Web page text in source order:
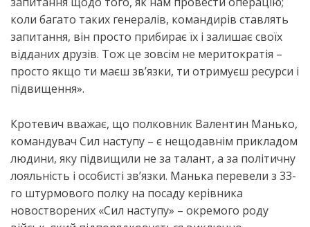
коли багато таких генералів, командирів ставлять
запитання, він просто прибирає їх і залишає своїх
відданих друзів. Тож це зовсім не меритократія –
просто якщо ти маєш зв’язки, ти отримуєш ресурси і
підвищення».
Кротевич вважає, що полковник Валентин Манько,
командувач Сил наступу – є нещодавнім прикладом
людини, яку підвищили не за талант, а за політичну
лояльність і особисті зв’язки. Манька перевели з 33-
го штурмового полку на посаду керівника
новостворених «Сил наступу» – окремого роду